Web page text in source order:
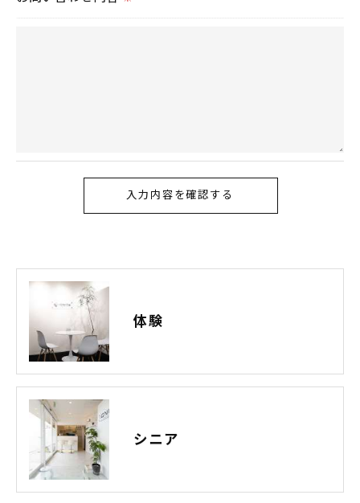
当社では、お客様の個人情報の開示･訂正･削除・利
す。
個人情報の開示･訂正･削除・利用停止の具体的手続
きにつきましては、お電話でお問合せ下さい。
体験
シニア